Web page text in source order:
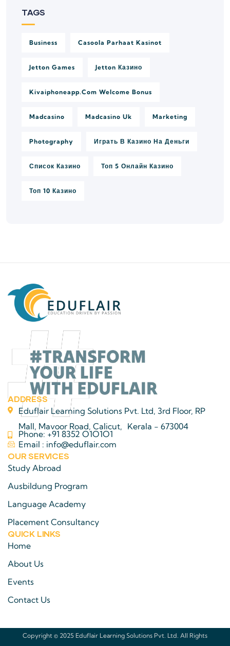
TAGS
Business Casoola Parhaat Kasinot
Jetton Games Jetton Казино
Kivaiphoneapp.com Welcome Bonus
Madcasino Madcasino Uk Marketing
Photography Играть В Казино На Деньги
Список Казино Топ 5 Онлайн Казино
Топ 10 Казино
ADDRESS
Eduflair Learning Solutions Pvt. Ltd, 3rd Floor, RP
Mall, Mavoor Road, Calicut, Kerala - 673004
Phone: +91 8352 O1O1O1
Email : info@eduflair.com
OUR SERVICES
Study Abroad
Ausbildung Program
Language Academy
Placement Consultancy
QUICK LINKS​
Home
About Us
Events
Contact Us
Copyright © 2025 Eduflair Learning Solutions Pvt. Ltd. All Rights